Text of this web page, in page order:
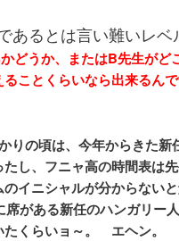
あるとは言い難いレベ
どうか、またはB先生がど
ことくらいなら出来るん
りの頃は、今年からきた新
し、フニャ高の時間表は
イニシャルが分からない
がある新任のハンガリー
くらいョ～。 エヘン。